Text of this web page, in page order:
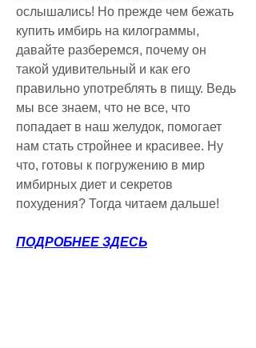
ослышались! Но прежде чем бежать
купить имбирь на килограммы,
давайте разберемся, почему он
такой удивительный и как его
правильно употреблять в пищу. Ведь
мы все знаем, что не все, что
попадает в наш желудок, помогает
нам стать стройнее и красивее. Ну
что, готовы к погружению в мир
имбирных диет и секретов
похудения? Тогда читаем дальше!
ПОДРОБНЕЕ ЗДЕСЬ